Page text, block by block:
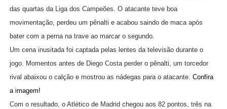
das quartas da Liga dos Campeões. O atacante teve boa
movimentação, perdeu um pênalti e acabou saindo de maca após
bater com a perna na trave ao marcar o segundo.
Um cena inusitada foi captada pelas lentes da televisão durante o
jogo. Momentos antes de Diego Costa perder o pênalti, um torcedor
rival abaixou o calção e mostrou as nádegas para o atacante. Confira
a imagem!
Com o resultado, o Atlético de Madrid chegou aos 82 pontos, três na